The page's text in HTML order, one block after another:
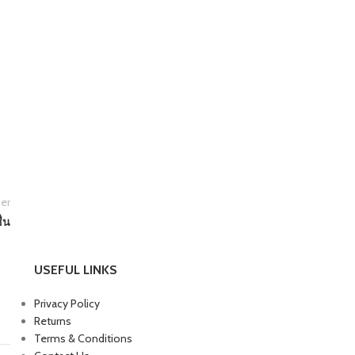
น
USEFUL LINKS
Privacy Policy
Returns
Terms & Conditions